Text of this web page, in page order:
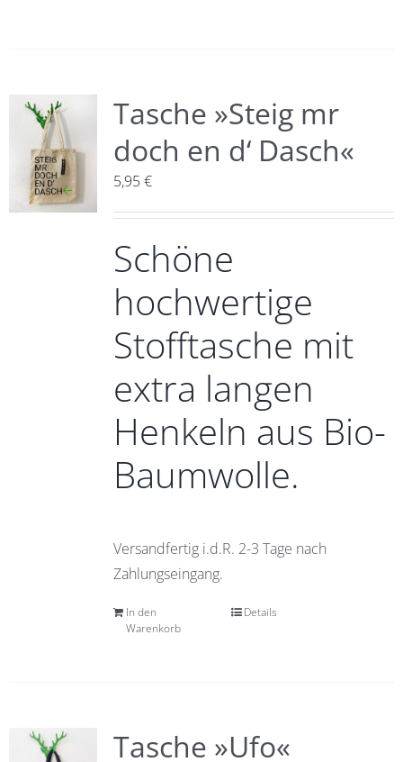
Tasche »Steig mr
doch en d‘ Dasch«
5,95€
Schöne
hochwertige
Stofftasche mit
extra langen
Henkeln aus Bio-
Baumwolle.
Versandfertig i.d.R. 2-3 Tage nach
Zahlungseingang.
In den
Warenkorb
Details
Tasche »Ufo«